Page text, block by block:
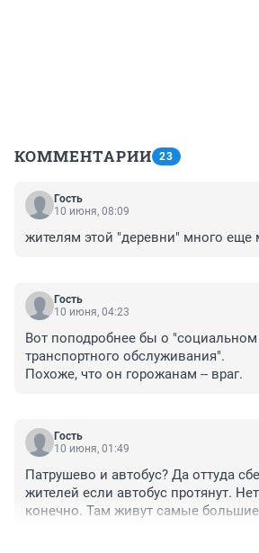
КОММЕНТАРИИ 23
Гость
10 июня, 08:09
жителям этой "деревни" много еще
Гость
10 июня, 04:23
Вот поподробнее бы о "социальном
транспортного обслуживания".
Похоже, что он горожанам -- враг.
Гость
10 июня, 01:49
Патрушево и автобус? Да оттуда
жителей если автобус протянут.
конечно. Там живут самые большие